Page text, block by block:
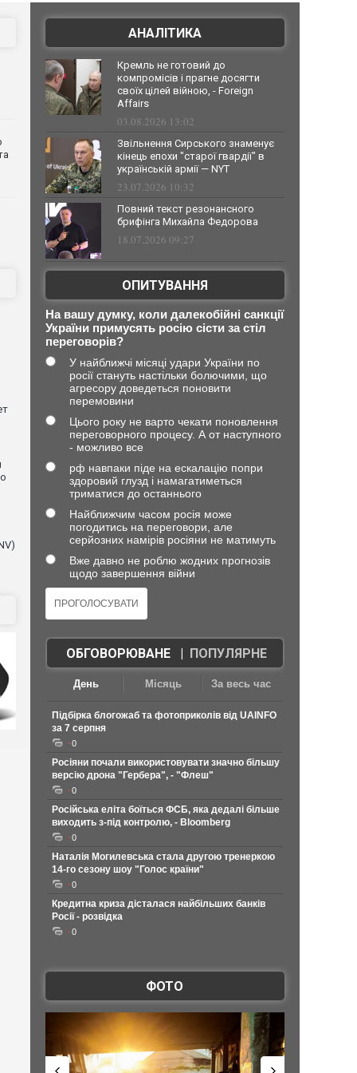
АНАЛІТИКА
Кремль не готовий до
компромісів і прагне досягти
своїх цілей війною, - Foreign
Affairs
03.08.2026 13:02
Звільнення Сирського знаменує
кінець епохи "старої гвардії" в
українській армії — NYT
23.07.2026 10:32
Повний текст резонансного
брифінга Михайла Федорова
18.07.2026 09:27
ОПИТУВАННЯ
На вашу думку, коли далекобійні санкції
України примусять росію сісти за стіл
переговорів?
У найближчі місяці удари України по
росії стануть настільки болючими, що
агресору доведеться поновити
перемовини
Цього року не варто чекати поновлення
переговорного процесу. А от наступного
- можливо все
рф навпаки піде на ескалацію попри
здоровий глузд і намагатиметься
триматися до останнього
Найближчим часом росія може
погодитись на переговори, але
серйозних намірів росіяни не матимуть
Вже давно не роблю жодних прогнозів
щодо завершення війни
ОБГОВОРЮВАНЕ| ПОПУЛЯРНЕ
День Місяць За весь час
Підбірка блогожаб та фотоприколів від UAINFO
за 7 серпня
0
Росіяни почали використовувати значно більшу
версію дрона "Гербера", - "Флеш"
0
Російська еліта боїться ФСБ, яка дедалі більше
виходить з-під контролю, - Bloomberg
0
Наталія Могилевська стала другою тренеркою
14-го сезону шоу "Голос країни"
0
Кредитна криза дісталася найбільших банків
Росії - розвідка
0
ФОТО